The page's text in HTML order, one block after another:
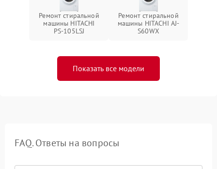
Ремонт стиральной
машины HITACHI
PS-105LSJ
Ремонт стиральной
машины HITACHI AJ-
S60WX
Показать все модели
FAQ. Ответы на вопросы